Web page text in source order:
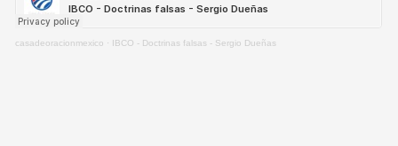
casadeoracionmexico · IBCO - Doctrinas falsas - Sergio Dueñas